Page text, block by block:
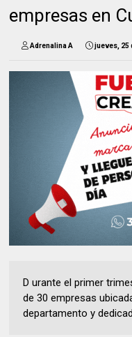
empresas en
Adrenalina A jueves, 25
D urante el primer
de 30 empresas
departamento y